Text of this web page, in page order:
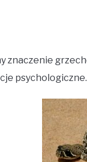
znaczenie
psychologiczne.